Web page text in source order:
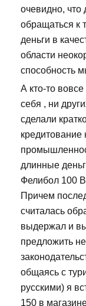
очевидно, что
обращаться к
деньги в
области
способность
А кто-то
себя , ни
сделали
кредитование
длинные
Фелибол 100
Причем
считалась
выдержал и
предложить
общаясь с
русскими) я
150 в